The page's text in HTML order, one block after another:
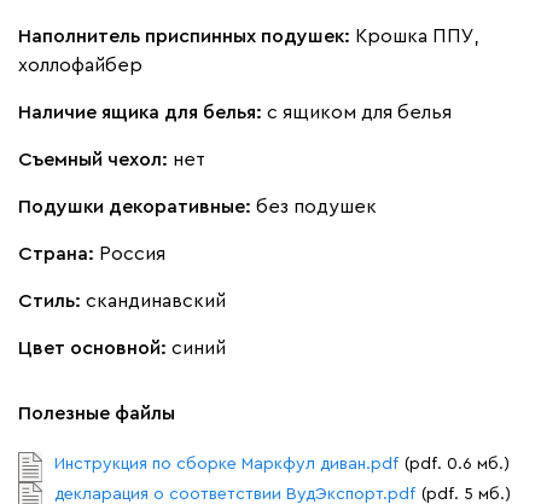
3995
100 130 690
Виридис
Наполнитель приспинных подушек: Крошка ППУ,
холлофайбер
Наличие ящика для белья: с ящиком для белья
Съемный чехол: нет
Подушки декоративные: без подушек
Страна: Россия
Стиль: скандинавский
Цвет основной: синий
Полезные файлы
Инструкция по сборке Маркфул диван.pdf (pdf. 0.6 мб.)
декларация о соответствии ВудЭкспорт.pdf (pdf. 5 мб.)